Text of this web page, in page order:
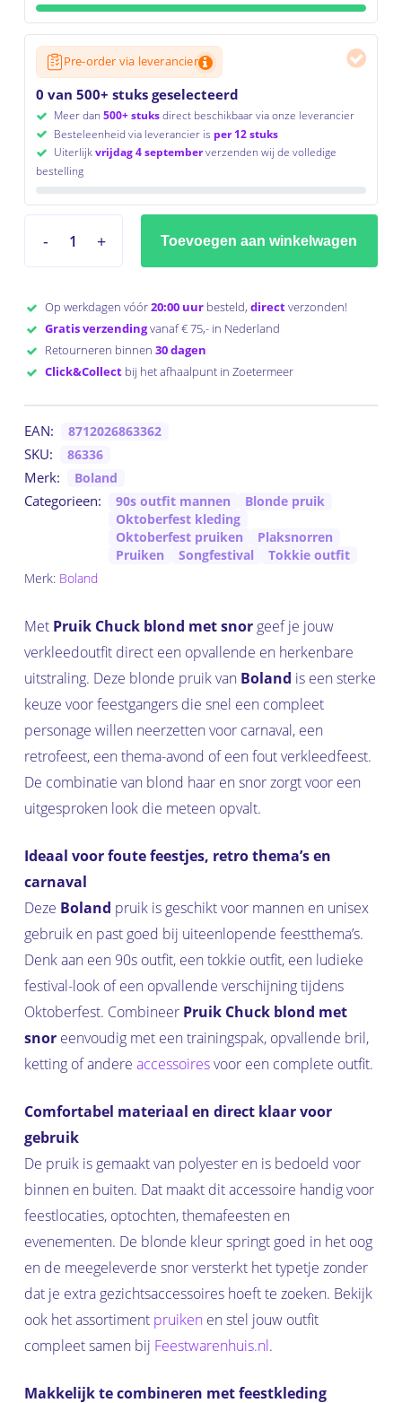
Pre-order via leverancier
0 van 500+ stuks geselecteerd
Meer dan 500+ stuksdirect beschikbaar via onze leverancier
Besteleenheid via leverancier is per 12 stuks
Uiterlijkvrijdag 4 septemberverzenden wij de volledige
bestelling
Toevoegen aan winkelwagen
Op werkdagen vóór20:00 uurbesteld, directverzonden!
Gratis verzendingvanaf € 75,- in Nederland
Retourneren binnen 30 dagen
Click&Collectbij het afhaalpunt in Zoetermeer
EAN: 8712026863362
SKU: 86336
Merk: Boland
Categorieen: 90s outfit mannen
Blonde pruik
Oktoberfest kleding
Oktoberfest pruiken
Plaksnorren
Pruiken
Songfestival
Tokkie outfit
Merk: Boland
Met Pruik Chuck blond met snorgeef je jouw
verkleedoutfit direct een opvallende en herkenbare
uitstraling. Deze blonde pruik van Boland is een sterke
keuze voor feestgangers die snel een compleet
personage willen neerzetten voor carnaval, een
retrofeest, een thema-avond of een fout verkleedfeest.
De combinatie van blond haar en snor zorgt voor een
uitgesproken look die meteen opvalt.
Ideaal voor foute feestjes, retro thema’s en
carnaval
Deze Boland pruik is geschikt voor mannen en unisex
gebruik en past goed bij uiteenlopende feestthema’s.
Denk aan een 90s outfit, een tokkie outfit, een ludieke
festival-look of een opvallende verschijning tijdens
Oktoberfest. Combineer Pruik Chuck blond met
snoreenvoudig met een trainingspak, opvallende bril,
ketting of andere accessoiresvoor een complete outfit.
Comfortabel materiaal en direct klaar voor
gebruik
De pruik is gemaakt van polyester en is bedoeld voor
binnen en buiten. Dat maakt dit accessoire handig voor
feestlocaties, optochten, themafeesten en
evenementen. De blonde kleur springt goed in het oog
en de meegeleverde snor versterkt het typetje zonder
dat je extra gezichtsaccessoires hoeft te zoeken. Bekijk
ook het assortiment pruikenen stel jouw outfit
compleet samen bij Feestwarenhuis.nl.
Makkelijk te combineren met feestkleding